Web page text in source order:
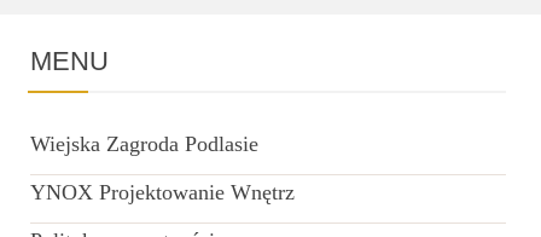
MENU
Wiejska Zagroda Podlasie
YNOX Projektowanie Wnętrz